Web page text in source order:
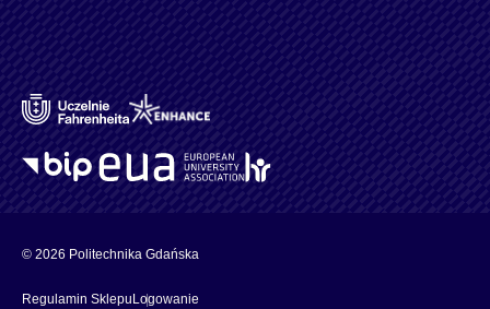
© 2026 Politechnika Gdańska
Regulamin SklepuLogowanie